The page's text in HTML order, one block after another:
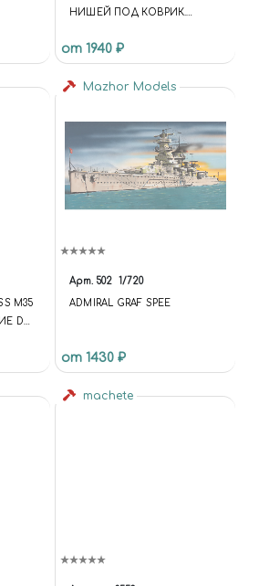
НИШЕЙ ПОД КОВРИК.
ДЛЯ СБОРКИ
от 1940 ₽
M35
D
Mazhor Models
Арт. 502 1/720
ADMIRAL GRAF SPEE
от 1430 ₽
machete